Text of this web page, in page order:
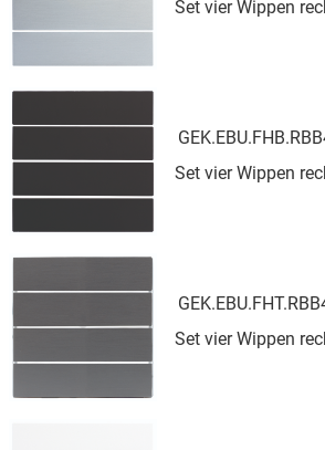
Set vier Wippen
Set vier Wippen
Set vier Wippen